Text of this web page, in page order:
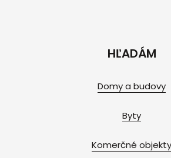
HĽADÁM
Domy a budovy
Byty
Komerčné objekty